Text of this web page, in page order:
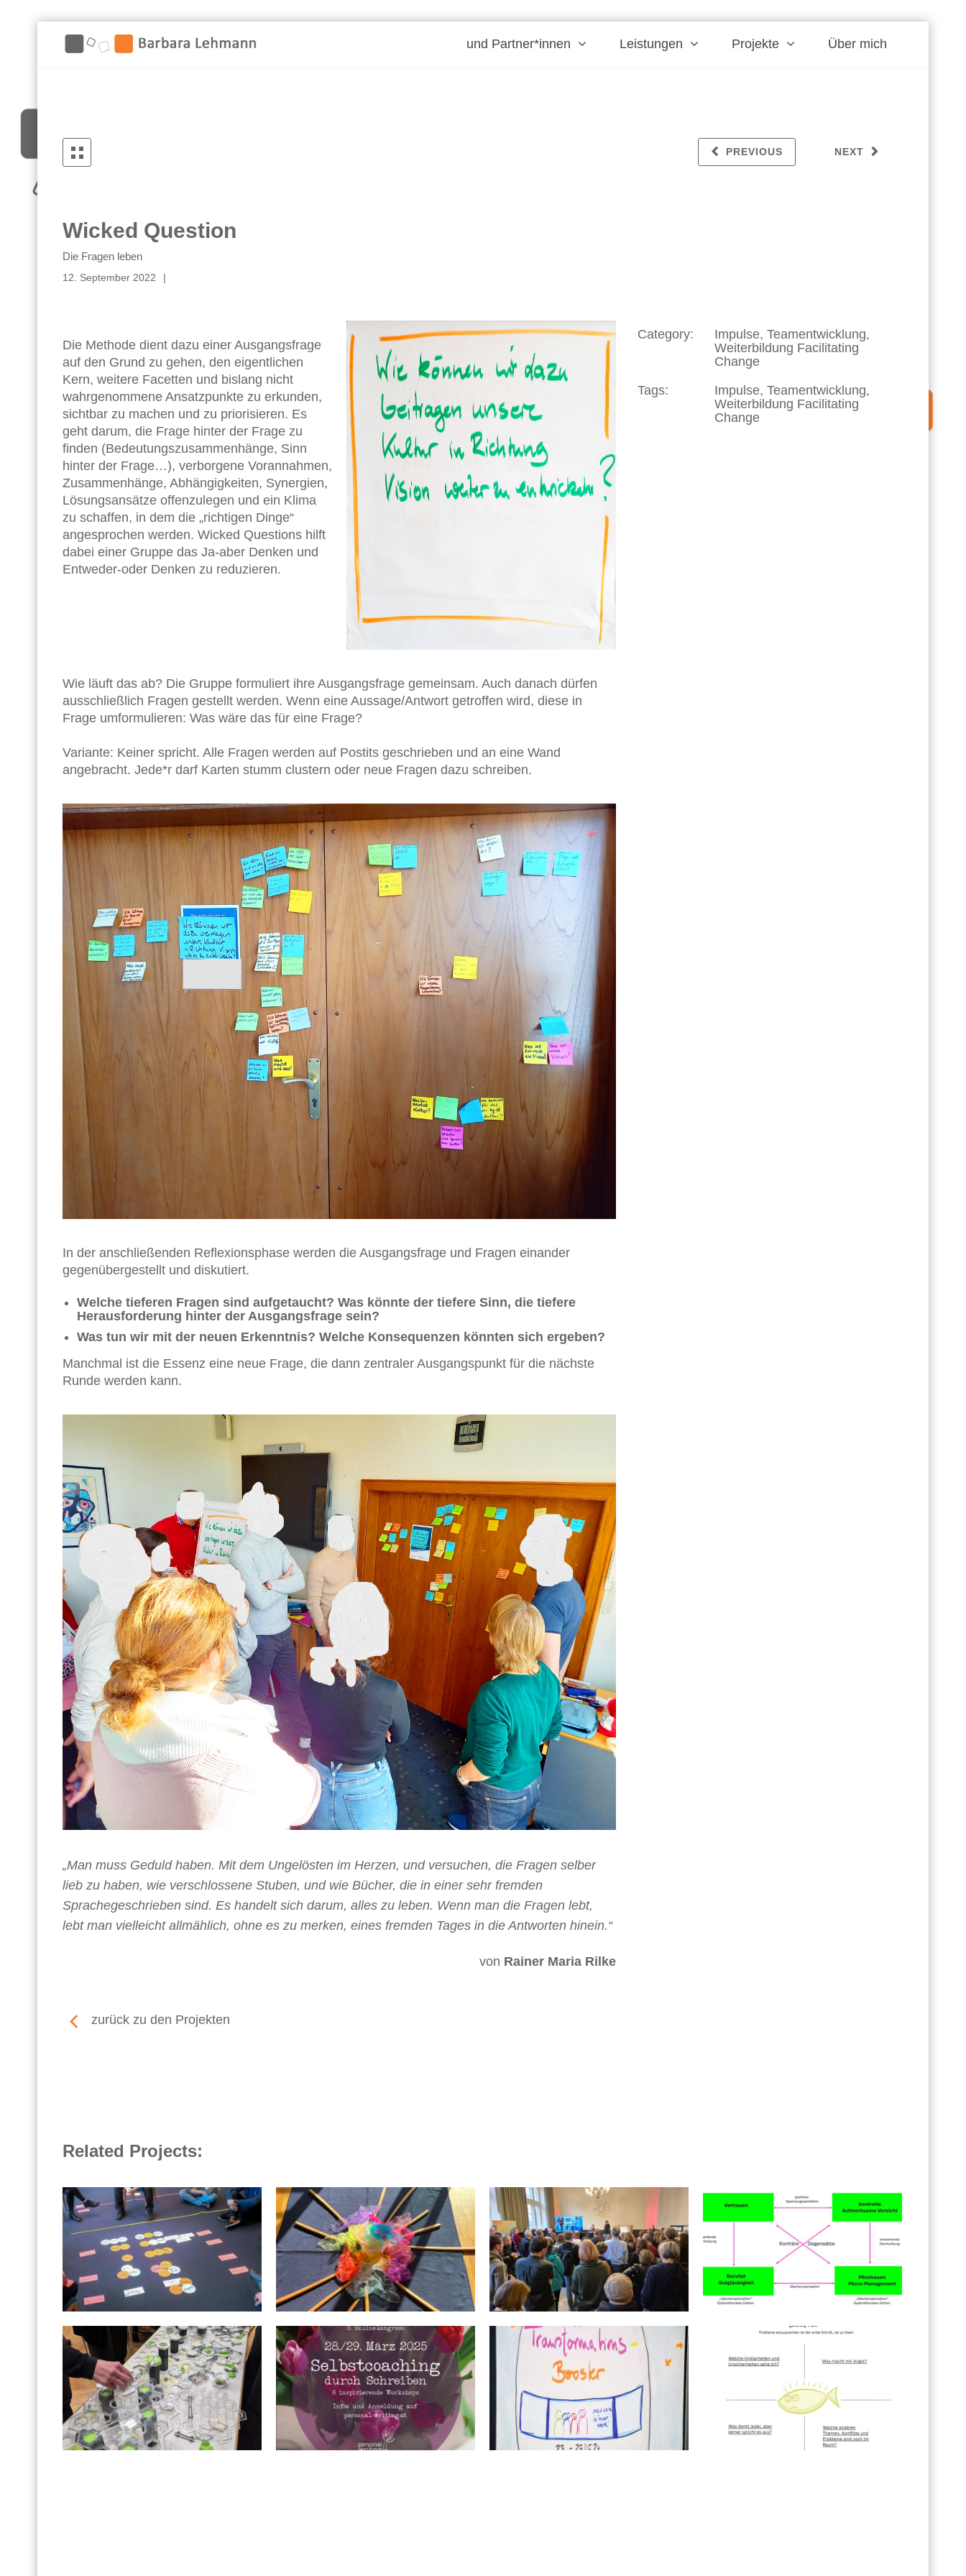
und Partner*innen Leistungen Projekte Über mich
NEXT
PREVIOUS
Wicked Question
Die Fragen leben
12. September 2022
Die Methode dient dazu einer Ausgangsfrage
auf den Grund zu gehen, den eigentlichen
Kern, weitere Facetten und bislang nicht
wahrgenommene Ansatzpunkte zu erkunden,
sichtbar zu machen und zu priorisieren. Es
geht darum, die Frage hinter der Frage zu
finden (Bedeutungszusammenhänge, Sinn
hinter der Frage…), verborgene Vorannahmen,
Zusammenhänge, Abhängigkeiten, Synergien,
Lösungsansätze offenzulegen und ein Klima
zu schaffen, in dem die „richtigen Dinge“
angesprochen werden. Wicked Questions hilft
dabei einer Gruppe das Ja-aber Denken und
Entweder-oder Denken zu reduzieren.
Wie läuft das ab? Die Gruppe formuliert ihre Ausgangsfrage gemeinsam. Auch danach dürfen
ausschließlich Fragen gestellt werden. Wenn eine Aussage/Antwort getroffen wird, diese in
Frage umformulieren: Was wäre das für eine Frage?
Variante: Keiner spricht. Alle Fragen werden auf Postits geschrieben und an eine Wand
angebracht. Jede*r darf Karten stumm clustern oder neue Fragen dazu schreiben.
In der anschließenden Reflexionsphase werden die Ausgangsfrage und Fragen einander
gegenübergestellt und diskutiert.
Welche tieferen Fragen sind aufgetaucht? Was könnte der tiefere Sinn, die tiefere
Herausforderung hinter der Ausgangsfrage sein?
Was tun wir mit der neuen Erkenntnis? Welche Konsequenzen könnten sich ergeben?
Manchmal ist die Essenz eine neue Frage, die dann zentraler Ausgangspunkt für die nächste
Runde werden kann.
„Man muss Geduld haben. Mit dem Ungelösten im Herzen, und versuchen, die Fragen selber
lieb zu haben, wie verschlossene Stuben, und wie Bücher, die in einer sehr fremden
Sprachegeschrieben sind. Es handelt sich darum, alles zu leben. Wenn man die Fragen lebt,
lebt man vielleicht allmählich, ohne es zu merken, eines fremden Tages in die Antworten hinein.“
von Rainer Maria Rilke
zurück zu den Projekten
Category:
Impulse, Teamentwicklung,
Weiterbildung Facilitating
Change
Tags:
Impulse, Teamentwicklung,
Weiterbildung Facilitating
Change
Related Projects: